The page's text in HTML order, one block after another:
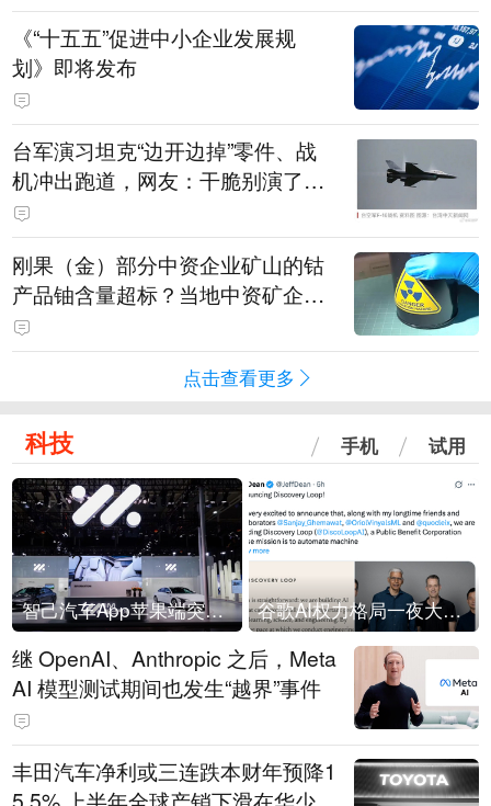
《“十五五”促进中小企业发展规
划》即将发布
台军演习坦克“边开边掉”零件、战
机冲出跑道，网友：干脆别演了，
没有一次没有笑话发生
刚果（金）部分中资企业矿山的钴
产品铀含量超标？当地中资矿企协
会回应：报道不实
点击查看更多
科技 手机 试用
智己汽车App苹果端突然“下架” 谷歌AI权力格局一夜大洗牌
继 OpenAI、Anthropic 之后，Meta
AI 模型测试期间也发生“越界”事件
丰田汽车净利或三连跌本财年预降1